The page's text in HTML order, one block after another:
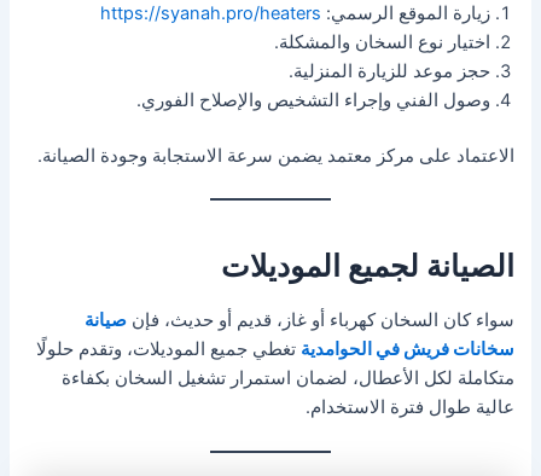
زيارة الموقع الرسمي: https://syanah.pro/heaters
اختيار نوع السخان والمشكلة.
حجز موعد للزيارة المنزلية.
وصول الفني وإجراء التشخيص والإصلاح الفوري.
الاعتماد على مركز معتمد يضمن سرعة الاستجابة وجودة الصيانة.
الصيانة لجميع الموديلات
سواء كان السخان كهرباء أو غاز، قديم أو حديث، فإنصيانة
سخانات فريش في الحوامدية تغطي جميع الموديلات، وتقدم حلولًا
متكاملة لكل الأعطال، لضمان استمرار تشغيل السخان بكفاءة
عالية طوال فترة الاستخدام.